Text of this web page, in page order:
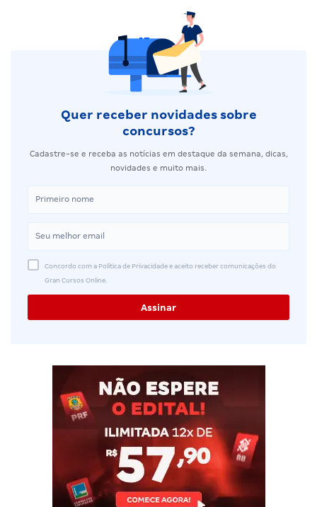
Quer receber novidades sobre
concursos?
Cadastre-se e receba as notícias em destaque da semana, dicas,
novidades e muito mais.
Concordo com a Política de Privacidade e aceito receber comunicações do
Gran Cursos Online.